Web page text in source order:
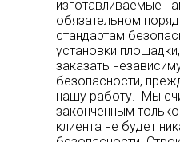
изготавливаемые
обязательном
стандартам
установки
заказать
безопасности,
нашу работу. Мы
законченным
клиента не будет